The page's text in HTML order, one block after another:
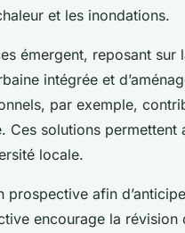
et les inondations.
émergent, reposant sur
intégrée et
par exemple,
solutions permettent
locale.
prospective afin
encourage la révision